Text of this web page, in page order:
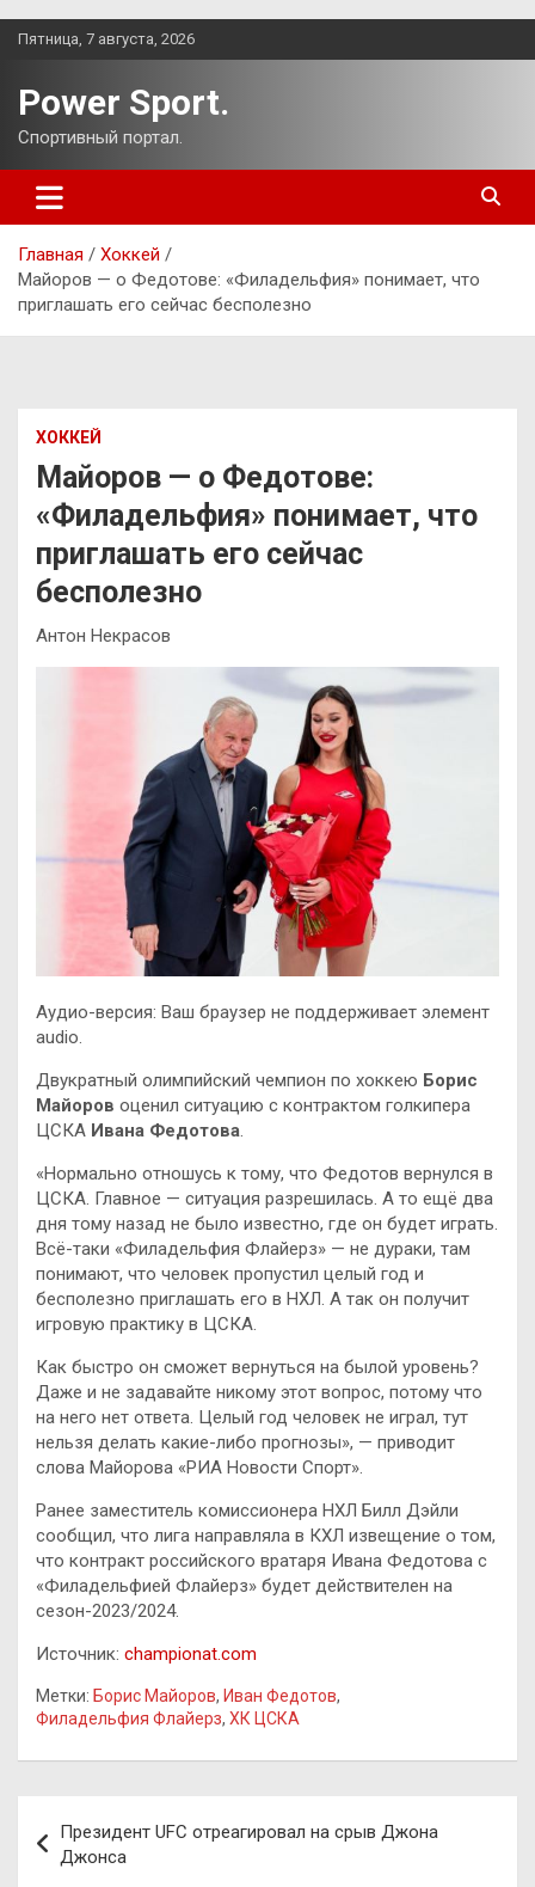
Перейти
Пятница, 7 августа, 2026
Power Sport.
Спортивный портал.
Главная
Хоккей
Майоров — о Федотове: «Филадельфия» понимает, что
приглашать его сейчас бесполезно
ХОККЕЙ
Майоров — о Федотове:
«Филадельфия» понимает, что
приглашать его сейчас
бесполезно
Антон Некрасов
Аудио-версия: Ваш браузер не поддерживает элемент
audio.
Двукратный олимпийский чемпион по хоккею Борис
Майоров оценил ситуацию с контрактом голкипера
ЦСКА Ивана Федотова.
«Нормально отношусь к тому, что Федотов вернулся в
ЦСКА. Главное — ситуация разрешилась. А то ещё два
дня тому назад не было известно, где он будет играть.
Всё-таки «Филадельфия Флайерз» — не дураки, там
понимают, что человек пропустил целый год и
бесполезно приглашать его в НХЛ. А так он получит
игровую практику в ЦСКА.
Как быстро он сможет вернуться на былой уровень?
Даже и не задавайте никому этот вопрос, потому что
на него нет ответа. Целый год человек не играл, тут
нельзя делать какие-либо прогнозы», — приводит
слова Майорова «РИА Новости Спорт».
Ранее заместитель комиссионера НХЛ Билл Дэйли
сообщил, что лига направляла в КХЛ извещение о том,
что контракт российского вратаря Ивана Федотова с
«Филадельфией Флайерз» будет действителен на
сезон-2023/2024.
Источник: championat.com
Метки: Борис Майоров, Иван Федотов,
Филадельфия Флайерз, ХК ЦСКА
по
Президент UFC отреагировал на срыв Джона
Джонса